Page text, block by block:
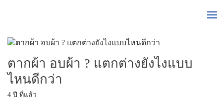
ตากผ้า อบผ้า ? แตกต่างยังไงแบบ
ไหนดีกว่า
4 ปี ที่แล้ว